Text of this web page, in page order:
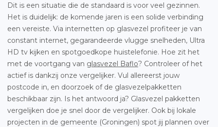
Dit is een situatie die de standaard is voor veel gezinnen.
Het is duidelijk: de komende jaren is een solide verbinding
een vereiste. Via internetten op glasvezel profiteer je van
constant internet, gegarandeerde vlugge snelheden, Ultra
HD tv kijken en spotgoedkope huistelefonie. Hoe zit het
met de voortgang van glasvezel Baflo? Controleer of het
actief is dankzij onze vergelijker. Vul allereerst jouw
postcode in, en doorzoek of de glasvezelpakketten
beschikbaar zijn. Is het antwoord ja? Glasvezel pakketten
vergelijken doe je snel door de vergelijker. Ook bij lokale
projecten in de gemeente (Groningen) spot jij plannen over